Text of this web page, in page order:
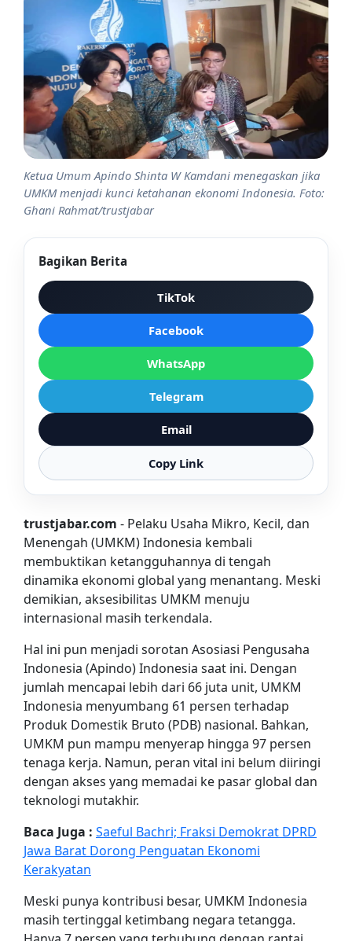
Ketua Umum Apindo Shinta W Kamdani menegaskan jika
UMKM menjadi kunci ketahanan ekonomi Indonesia. Foto:
Ghani Rahmat/trustjabar
Bagikan Berita
TikTok
Facebook
WhatsApp
Telegram
Email
Copy Link
trustjabar.com - Pelaku Usaha Mikro, Kecil, dan
Menengah (UMKM) Indonesia kembali
membuktikan ketangguhannya di tengah
dinamika ekonomi global yang menantang. Meski
demikian, aksesibilitas UMKM menuju
internasional masih terkendala.
Hal ini pun menjadi sorotan Asosiasi Pengusaha
Indonesia (Apindo) Indonesia saat ini. Dengan
jumlah mencapai lebih dari 66 juta unit, UMKM
Indonesia menyumbang 61 persen terhadap
Produk Domestik Bruto (PDB) nasional. Bahkan,
UMKM pun mampu menyerap hingga 97 persen
tenaga kerja. Namun, peran vital ini belum diiringi
dengan akses yang memadai ke pasar global dan
teknologi mutakhir.
Baca Juga : Saeful Bachri; Fraksi Demokrat DPRD
Jawa Barat Dorong Penguatan Ekonomi
Kerakyatan
Meski punya kontribusi besar, UMKM Indonesia
masih tertinggal ketimbang negara tetangga.